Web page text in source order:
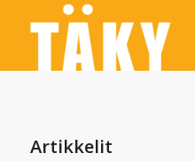
Artikkelit